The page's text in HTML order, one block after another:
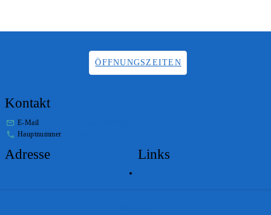
ÖFFNUNGSZEITEN
Kontakt
E-Mail
Hauptnummer
Adresse Links